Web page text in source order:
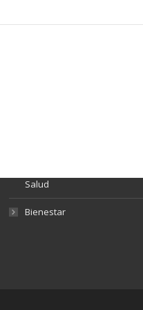
Salud
Bienestar